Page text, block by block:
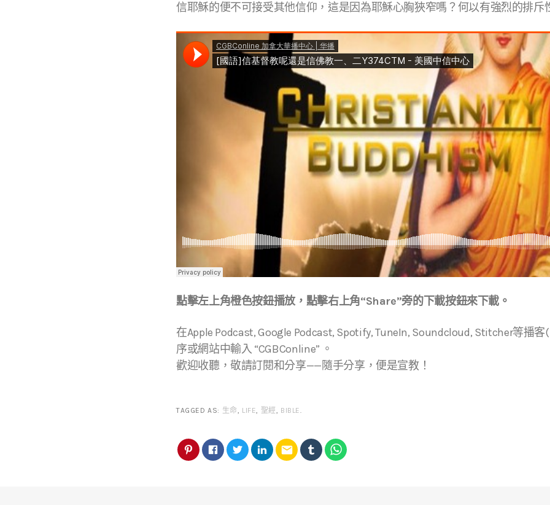
信耶穌的便不可接受其他信仰，這是因為耶穌心胸狹窄嗎？何以有強烈的排斥
點擊左上角橙色按鈕播放，點擊右上角“Share”旁的下載按鈕來下載。
在Apple Podcast, Google Podcast, Spotify, TuneIn, Soundcloud, Stitcher等播
序或網站中輸入 “CGBConline” 。
歡迎收聽，敬請訂閱和分享——隨手分享，便是宣教！
TAGGED AS: 生命 LIFE 聖經 BIBLE
email